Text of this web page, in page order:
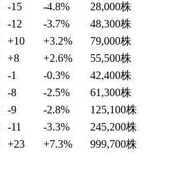
-15 -4.8% 28,000株
-12 -3.7% 48,300株
+10 +3.2% 79,000株
+8 +2.6% 55,500株
-1 -0.3% 42,400株
-8 -2.5% 61,300株
-9 -2.8% 125,100株
-11 -3.3% 245,200株
+23 +7.3% 999,700株